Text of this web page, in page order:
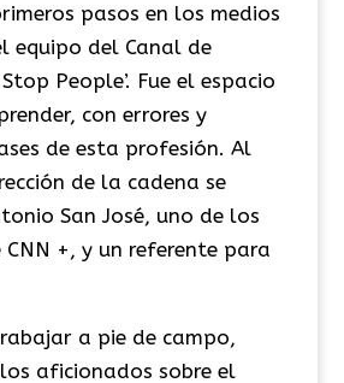
pasos en los medios
equipo del Canal de
People’. Fue el espacio
con errores y
de esta profesión. Al
de la cadena se
San José, uno de los
+, y un referente para
a pie de campo,
aficionados sobre el